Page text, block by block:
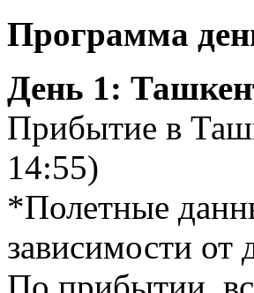
Программа
День 1:
Прибытие в
14:55)
*Полетные
зависимости от